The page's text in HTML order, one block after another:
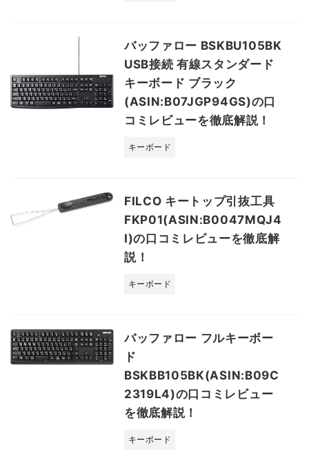
バッファロー BSKBU105BK
USB接続 有線スタンダード
キーボード ブラック
(ASIN:B07JGP94GS)の口
コミレビューを徹底解説！
キーボード
FILCO キートップ引抜工具
FKP01(ASIN:B0047MQJ4
I)の口コミレビューを徹底解
説！
キーボード
バッファロー フルキーボー
ド
BSKBB105BK(ASIN:B09C
2319L4)の口コミレビュー
を徹底解説！
キーボード